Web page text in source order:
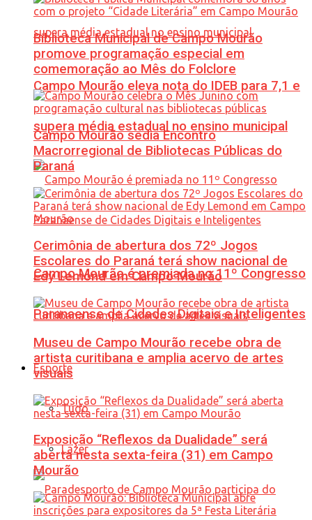
Campo Mourão eleva nota do IDEB para 7,1 e
supera média estadual no ensino municipal
Campo Mourão é premiada no 11º Congresso
Paranaense de Cidades Digitais e Inteligentes
Esporte
Tudo
Lazer
Biblioteca Municipal de Campo Mourão
promove programação especial em
comemoração ao Mês do Folclore
Campo Mourão sedia Encontro
Macrorregional de Bibliotecas Públicas do
Paraná
Cerimônia de abertura dos 72º Jogos
Escolares do Paraná terá show nacional de
Edy Lemond em Campo Mourão
Museu de Campo Mourão recebe obra de
artista curitibana e amplia acervo de artes
visuais
Exposição “Reflexos da Dualidade” será
aberta nesta sexta-feira (31) em Campo
Mourão